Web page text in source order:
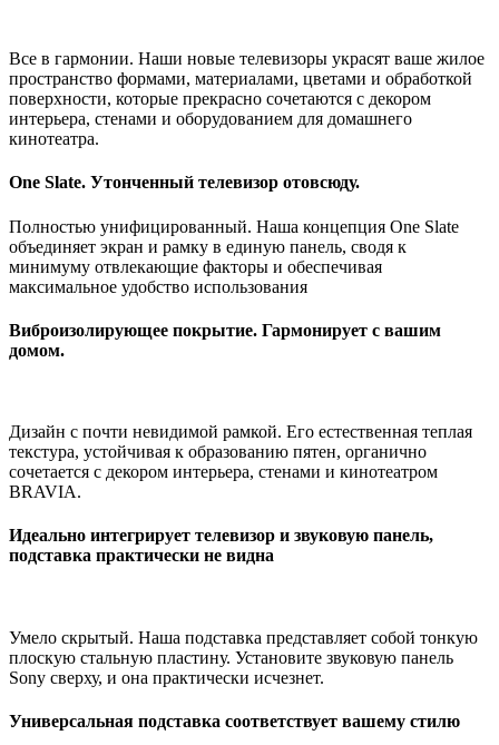
Все в гармонии. Наши новые телевизоры украсят ваше жилое
пространство формами, материалами, цветами и обработкой
поверхности, которые прекрасно сочетаются с декором
интерьера, стенами и оборудованием для домашнего
кинотеатра.
One Slate. Утонченный телевизор отовсюду.
Полностью унифицированный. Наша концепция One Slate
объединяет экран и рамку в единую панель, сводя к
минимуму отвлекающие факторы и обеспечивая
максимальное удобство использования
Виброизолирующее покрытие. Гармонирует с вашим
домом.
Дизайн с почти невидимой рамкой. Его естественная теплая
текстура, устойчивая к образованию пятен, органично
сочетается с декором интерьера, стенами и кинотеатром
BRAVIA.
Идеально интегрирует телевизор и звуковую панель,
подставка практически не видна
Умело скрытый. Наша подставка представляет собой тонкую
плоскую стальную пластину. Установите звуковую панель
Sony сверху, и она практически исчезнет.
Универсальная подставка соответствует вашему стилю